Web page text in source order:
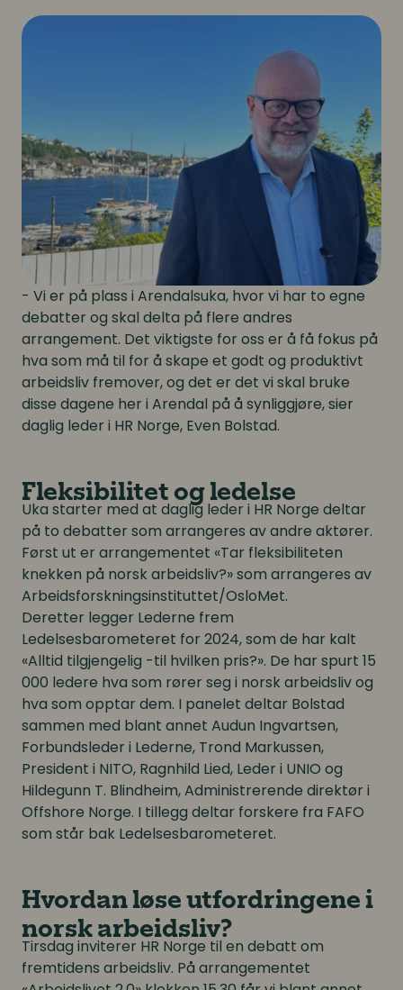
- Vi er på plass i Arendalsuka, hvor vi har to egne
debatter og skal delta på flere andres
arrangement. Det viktigste for oss er å få fokus på
hva som må til for å skape et godt og produktivt
arbeidsliv fremover, og det er det vi skal bruke
disse dagene her i Arendal på å synliggjøre, sier
daglig leder i HR Norge, Even Bolstad.
Fleksibilitet og ledelse
Uka starter med at daglig leder i HR Norge deltar
på to debatter som arrangeres av andre aktører.
Først ut er arrangementet «Tar fleksibiliteten
knekken på norsk arbeidsliv?» som arrangeres av
Arbeidsforskningsinstituttet/OsloMet.
Deretter legger Lederne frem
Ledelsesbarometeret for 2024, som de har kalt
«Alltid tilgjengelig -til hvilken pris?». De har spurt 15
000 ledere hva som rører seg i norsk arbeidsliv og
hva som opptar dem. I panelet deltar Bolstad
sammen med blant annet Audun Ingvartsen,
Forbundsleder i Lederne, Trond Markussen,
President i NITO, Ragnhild Lied, Leder i UNIO og
Hildegunn T. Blindheim, Administrerende direktør i
Offshore Norge. I tillegg deltar forskere fra FAFO
som står bak Ledelsesbarometeret.
Hvordan løse utfordringene i
norsk arbeidsliv?
Tirsdag inviterer HR Norge til en debatt om
fremtidens arbeidsliv. På arrangementet